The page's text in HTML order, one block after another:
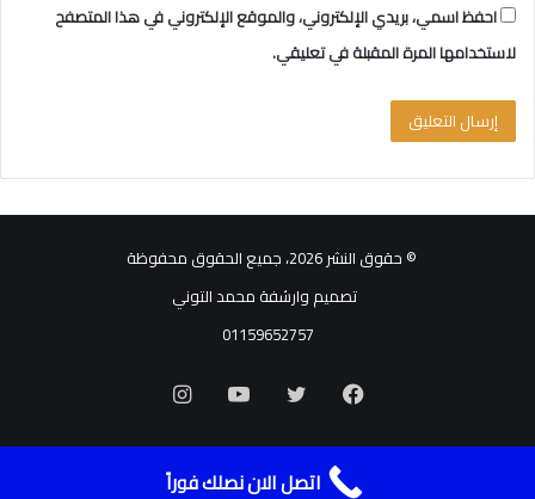
احفظ اسمي، بريدي الإلكتروني، والموقع الإلكتروني في هذا المتصفح
لاستخدامها المرة المقبلة في تعليقي.
© حقوق النشر 2026، جميع الحقوق محفوظة
تصميم وارشفة محمد التوني
01159652757
فيسبوك يوتيوبانستقرام
اتصل الان نصلك فوراً